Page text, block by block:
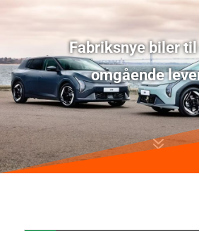
Fabriksnye biler
omgående
7